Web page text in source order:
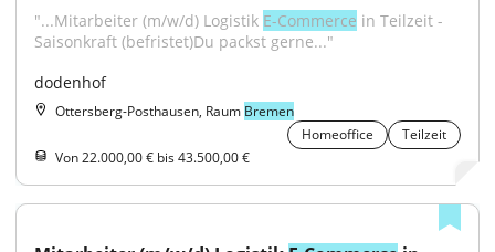
"...Mitarbeiter (m/w/d) Logistik E-Commerce in Teilzeit -
Saisonkraft (befristet)Du packst gerne..."
dodenhof
Ottersberg-Posthausen, Raum Bremen
Homeoffice
Teilzeit
Von 22.000,00 € bis 43.500,00 €